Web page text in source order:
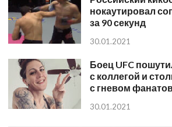
нокаутировал
за 90 секунд
30.01.2021
Боец UFC
с коллегой и
с гневом
30.01.2021